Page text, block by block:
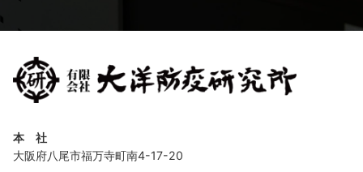
本 社
大阪府八尾市福万寺町南4-17-20